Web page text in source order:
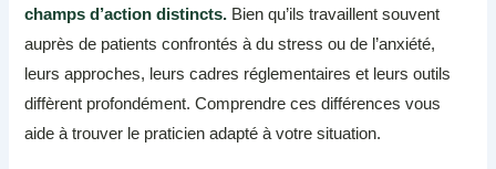
champs d’action distincts. Bien qu’ils travaillent souvent
auprès de patients confrontés à du stress ou de l’anxiété,
leurs approches, leurs cadres réglementaires et leurs outils
diffèrent profondément. Comprendre ces différences vous
aide à trouver le praticien adapté à votre situation.